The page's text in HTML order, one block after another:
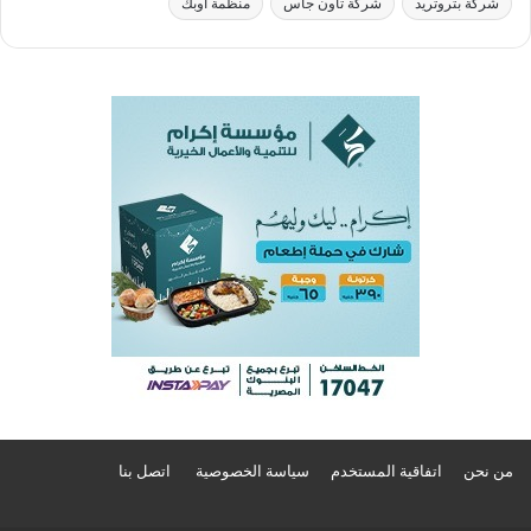
شركة بتروتريد شركة تاون جاس منظمة أوبك
من نحن اتفاقية المستخدم سياسة الخصوصية اتصل بنا